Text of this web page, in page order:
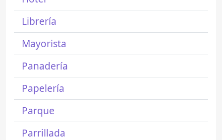
Librería
Mayorista
Panadería
Papelería
Parque
Parrillada